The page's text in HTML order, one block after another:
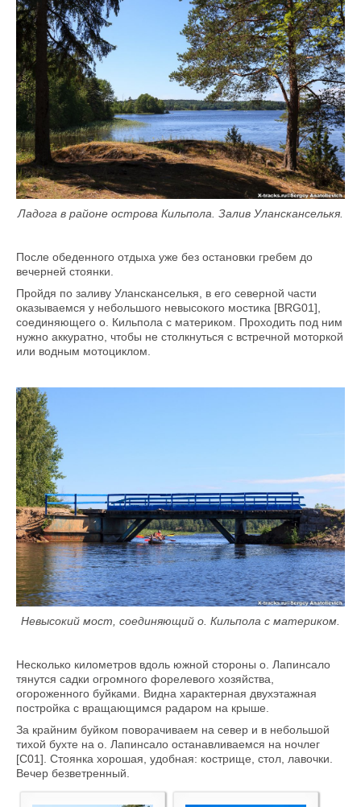
Ладога в районе острова Кильпола. Залив Улансканселькя.
После обеденного отдыха уже без остановки гребем до
вечерней стоянки.
Пройдя по заливу Улансканселькя, в его северной части
оказываемся у небольшого невысокого мостика [BRG01],
соединяющего о. Кильпола с материком. Проходить под ним
нужно аккуратно, чтобы не столкнуться с встречной моторкой
или водным мотоциклом.
Невысокий мост, соединяющий о. Кильпола с материком.
Несколько километров вдоль южной стороны о. Лапинсало
тянутся садки огромного форелевого хозяйства,
огороженного буйками. Видна характерная двухэтажная
постройка с вращающимся радаром на крыше.
За крайним буйком поворачиваем на север и в небольшой
тихой бухте на о. Лапинсало останавливаемся на ночлег
[C01]. Стоянка хорошая, удобная: кострище, стол, лавочки.
Вечер безветренный.